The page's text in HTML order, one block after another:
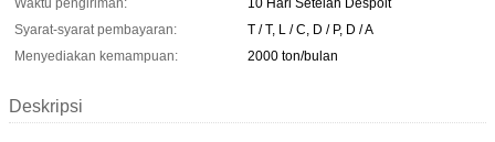
Waktu pengiriman:
10 Hari Setelah Despoit
Syarat-syarat pembayaran:
T / T, L / C, D / P, D / A
Menyediakan kemampuan:
2000 ton/bulan
Deskripsi